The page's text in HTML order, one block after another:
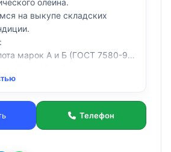
олеина.
на выкупе складских
марок А и Б (ГОСТ 7580-91).
с истекшим сроком
Телефон